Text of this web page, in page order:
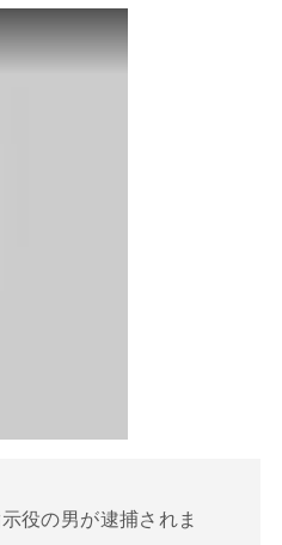
役の男が逮捕されま